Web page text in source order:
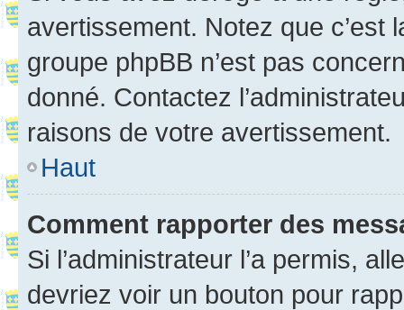
avertissement. Notez que c’est
groupe phpBB n’est pas
donné. Contactez
raisons de votre avertissement.
Haut
Comment rapporter des
Si l’administrateur l’a permis,
devriez voir un bouton pour